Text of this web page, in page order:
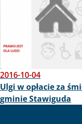
2016-10-04
Ulgi w opłacie za
gminie Stawiguda